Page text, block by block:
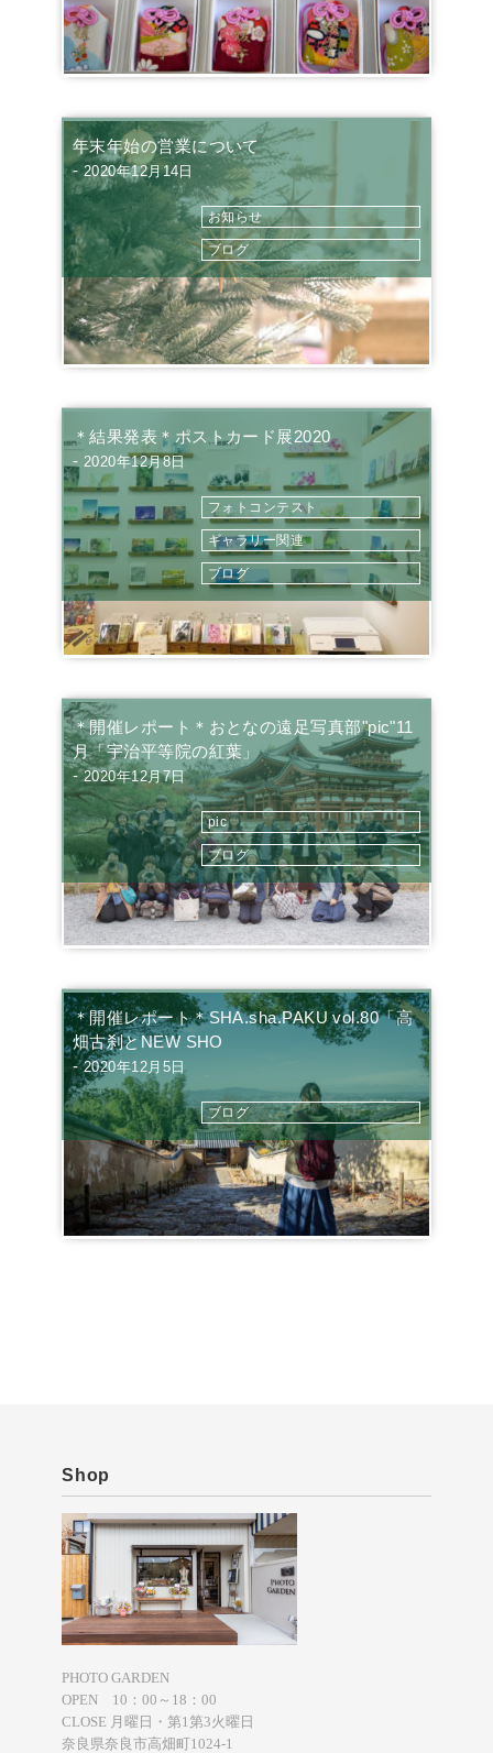
年末年始の営業について
- 2020年12月14日
お知らせ
ブログ
＊結果発表＊ポストカード展2020
- 2020年12月8日
フォトコンテスト
ギャラリー関連
ブログ
＊開催レポート＊おとなの遠足写真部"pic"11
月「宇治平等院の紅葉」
-2020年12月7日
pic
ブログ
＊開催レポート＊SHA.sha.PAKU vol.80「高
畑古刹とNEW SHO
-2020年12月5日
ブログ
Shop
PHOTO GARDEN
OPEN 10：00～18：00
CLOSE 月曜日・第1第3火曜日
奈良県奈良市高畑町1024-1